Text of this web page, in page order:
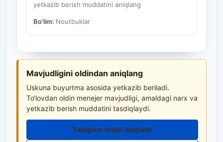
yetkazib berish muddatini aniqlang
Bo'lim: Noutbuklar
Mavjudligini oldindan aniqlang
Uskuna buyurtma asosida yetkazib beriladi.
To‘lovdan oldin menejer mavjudligi, amaldagi narx va
yetkazib berish muddatini tasdiqlaydi.
Telegram orqali aniqlash